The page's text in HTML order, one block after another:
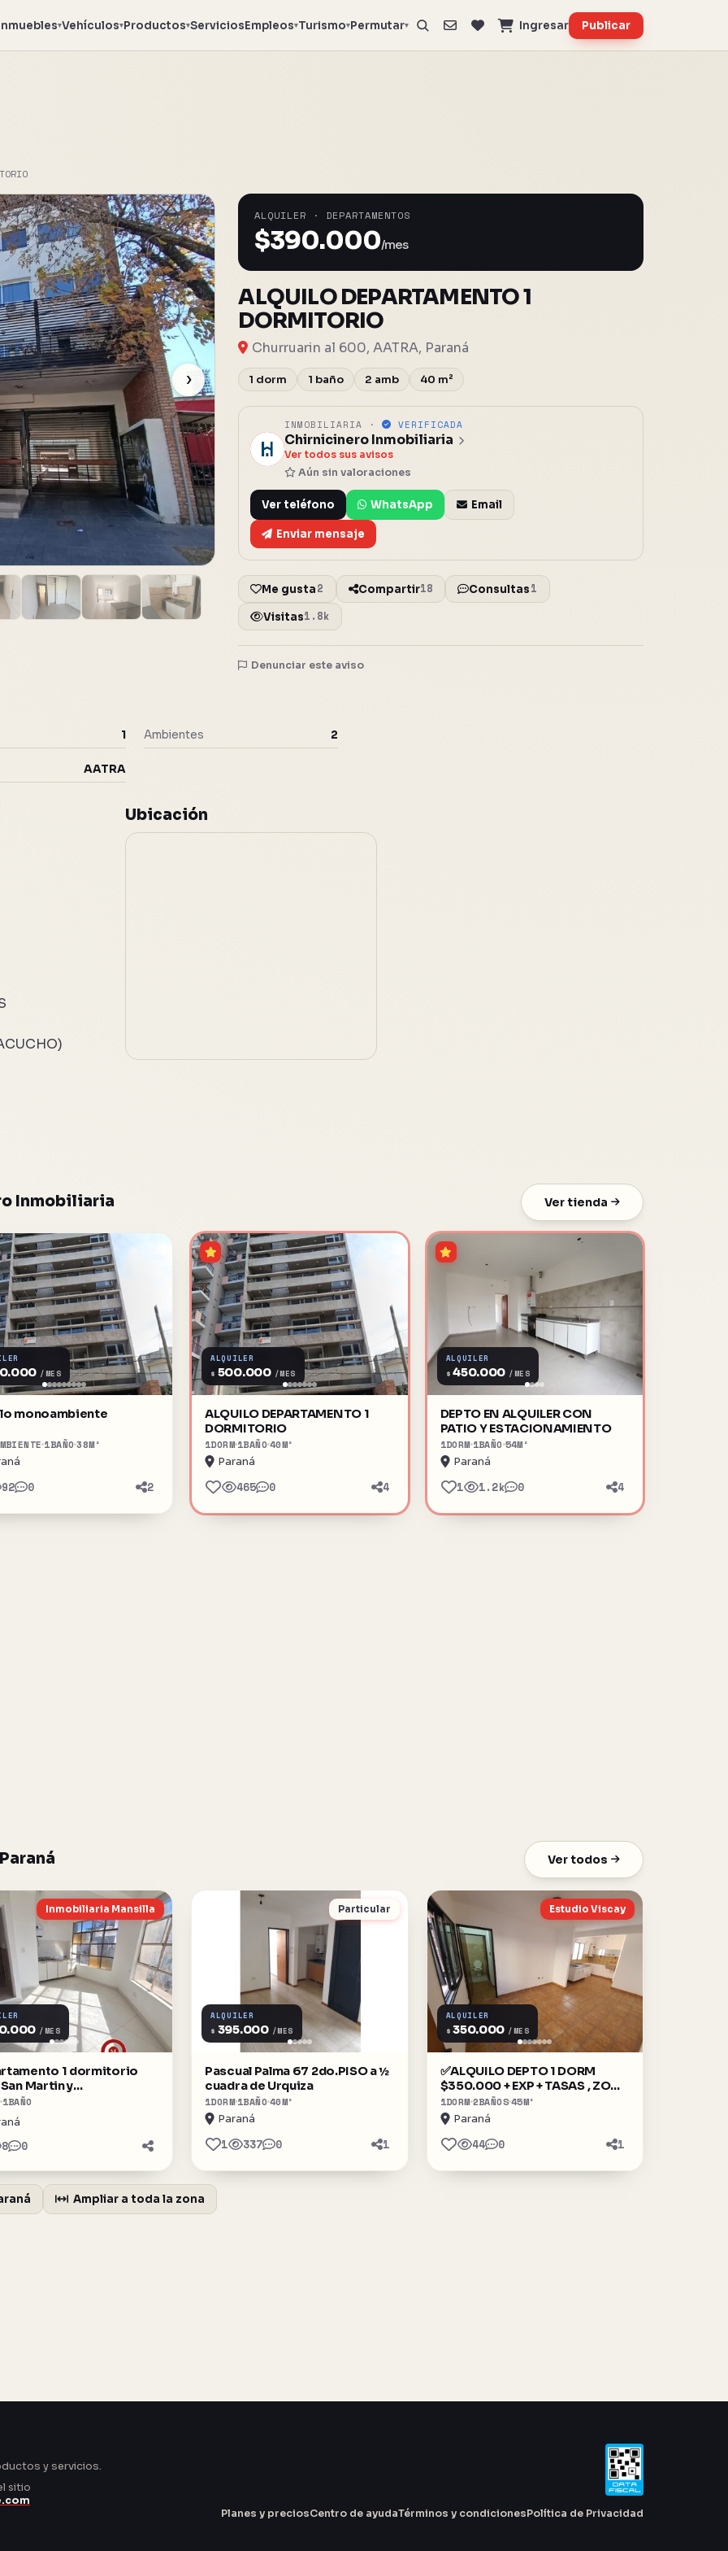
▾Vehículos▾Productos▾ServiciosEmpleos▾Turismo▾Permutar▾ Ingresar Publicar
›
ALQUILER · DEPARTAMENTOS
$390.000/mes
ALQUILO DEPARTAMENTO 1
DORMITORIO
Churruarin al 600, AATRA, Paraná
1 dorm 1 baño 2 amb 40 m²
C
INMOBILIARIA · VERIFICADA
Chirnicinero Inmobiliaria
Ver todos sus avisos
Aún sin valoraciones
Ver teléfono WhatsApp Email
Enviar mensaje
Me gusta2 Compartir18 Consultas1
Visitas1.8k
Denunciar este aviso
1 Ambientes 2
AATRA
Ubicación
Inmobiliaria Ver tienda
/MES
monoambiente
1BAÑO38M²
92 0 2
ALQUILER
$ 500.000 /MES
ALQUILO DEPARTAMENTO 1
DORMITORIO
1DORM 1BAÑO40M²
Paraná
465 0 4
ALQUILER
$ 450.000 /MES
DEPTO EN ALQUILER CON
PATIO Y ESTACIONAMIENTO
1DORM 1BAÑO 54M²
Paraná
1 1.2k 0 4
Ver todos
Inmobiliaria Mansilla
/MES
1 dormitorio
Martin y
1BAÑO
8 0
Particular
ALQUILER
$ 395.000 /MES
Pascual Palma 67 2do.PISO a ½
cuadra de Urquiza
1DORM 1BAÑO40M²
Paraná
1 337 0 1
Estudio Viscay
ALQUILER
$ 350.000 /MES
✅ALQUILO DEPTO 1 DORM
$350.000 + EXP + TASAS , ZONA
CENTRO
1DORM 2BAÑOS45M²
Paraná
44 0 1
Ampliar a toda la zona
y servicios.
sitio
Planes y preciosCentro de ayudaTérminos y condicionesPolítica de Privacidad